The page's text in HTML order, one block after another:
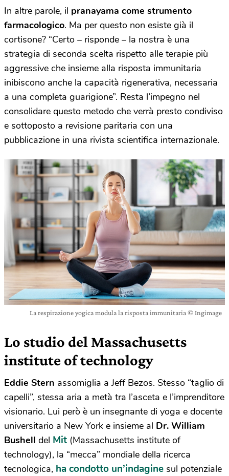
In altre parole, il pranayama come strumento
farmacologico. Ma per questo non esiste già il
cortisone? “Certo – risponde – la nostra è una
strategia di seconda scelta rispetto alle terapie più
aggressive che insieme alla risposta immunitaria
inibiscono anche la capacità rigenerativa, necessaria
a una completa guarigione”. Resta l’impegno nel
consolidare questo metodo che verrà presto condiviso
e sottoposto a revisione paritaria con una
pubblicazione in una rivista scientifica internazionale.
La respirazione yogica modula la risposta immunitaria © Ingimage
Lo studio del Massachusetts
institute of technology
Eddie Stern assomiglia a Jeff Bezos. Stesso “taglio di
capelli”, stessa aria a metà tra l’asceta e l’imprenditore
visionario. Lui però è un insegnante di yoga e docente
universitario a New York e insieme al Dr. William
Bushell del Mit (Massachusetts institute of
technology), la “mecca” mondiale della ricerca
tecnologica, ha condotto un’indagine sul potenziale